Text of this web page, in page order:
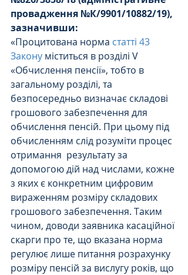
провадження №К/9901/10882/19),
зазначивши:
«Процитована норма статті 43
Закону міститься в розділі V
«Обчислення пенсії», тобто в
загальному розділі, та
безпосередньо визначає складові
грошового забезпечення для
обчислення пенсій. При цьому під
обчисленням слід розуміти процес
отримання  результату за
допомогою дій над числами, кожне
з яких є конкретним цифровим
вираженням розміру складових
грошового забезпечення. Таким
чином, доводи заявника касаційної
скарги про те, що вказана норма
регулює лише питання розрахунку
розміру пенсій за вислугу років, що